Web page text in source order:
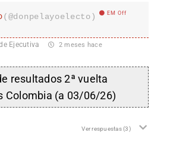
(@donpelayoelecto) EM Off
Ejecutiva 2 meses hace
resultados 2ª vuelta
Colombia (a 03/06/26)
Ver respuestas(3)